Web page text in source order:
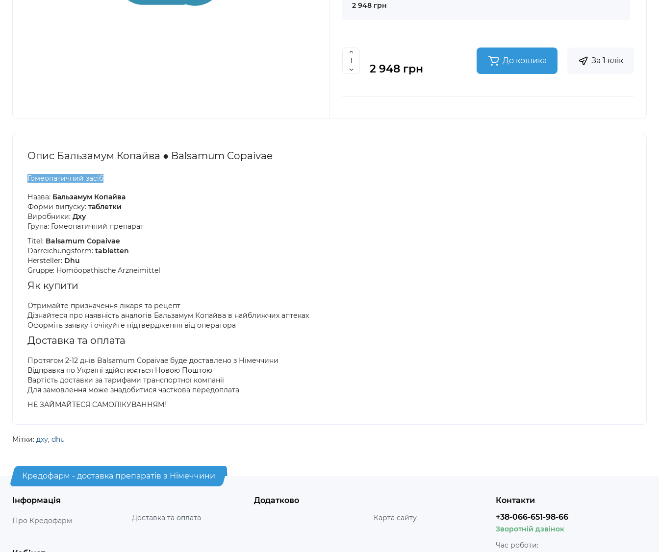
2 948 грн
2 948 грн
До кошика За 1 клік
Опис Бальзамум Копайва ● Balsamum Copaivae
Гомеопатичний засіб
Назва: Бальзамум Копайва
Форми випуску: таблетки
Виробники: Дху
Група: Гомеопатичний препарат
Titel: Balsamum Copaivae
Darreichungsform: tabletten
Hersteller: Dhu
Gruppe: Homöopathische Arzneimittel
Як купити
Отримайте призначення лікаря та рецепт
Дізнайтеся про наявність аналогів Бальзамум Копайва в найближчих аптеках
Оформіть заявку і очікуйте підтвердження від оператора
Доставка та оплата
Протягом 2-12 днів Balsamum Copaivae буде доставлено з Німеччини
Відправка по Україні здійснюється Новою Поштою
Вартість доставки за тарифами транспортної компанії
Для замовлення може знадобитися часткова передоплата
НЕ ЗАЙМАЙТЕСЯ САМОЛІКУВАННЯМ!
Мітки: дху, dhu
Кредофарм - доставка препаратів з Німеччини
Інформація
Про Кредофарм Доставка та оплата
Додатково
Карта сайту
Контакти
+38-066-651-98-66
Зворотній дзвінок
Час роботи: